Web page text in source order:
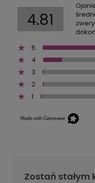
4.81
5
4
3
2
1
Zostań stałym